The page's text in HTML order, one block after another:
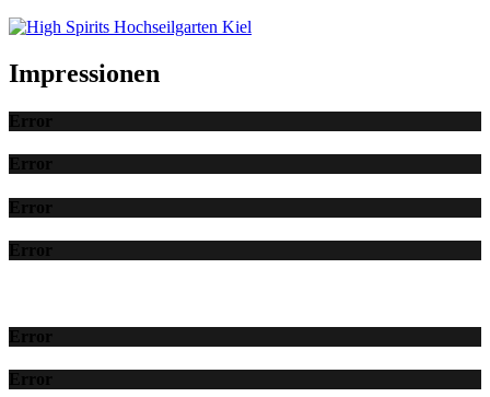
Impressionen
Error
Error
Error
Error
Error
Error